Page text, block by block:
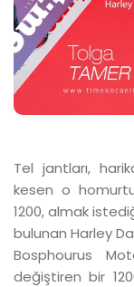
Tel jantları,
kesen o
1200, almak
bulunan Harley
Bosphourus
değiştiren bir